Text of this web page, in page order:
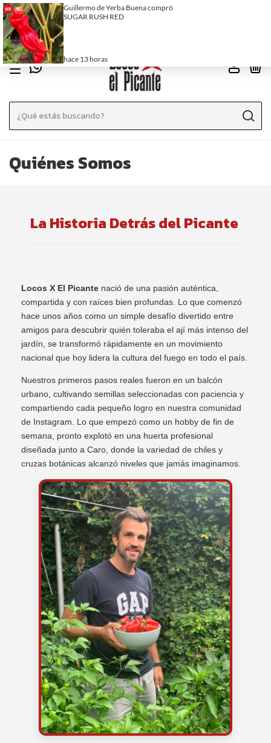
ENVÍO GRATIS EN CABA SUPERANDO LOS 60.000 CON TRANSFERENCIA
O EFECTIVO
Quiénes Somos
La Historia Detrás del Picante
Locos X El Picante nació de una pasión auténtica,
compartida y con raíces bien profundas. Lo que comenzó
hace unos años como un simple desafío divertido entre
amigos para descubrir quién toleraba el ají más intenso del
jardín, se transformó rápidamente en un movimiento
nacional que hoy lidera la cultura del fuego en todo el país.
Nuestros primeros pasos reales fueron en un balcón
urbano, cultivando semillas seleccionadas con paciencia y
compartiendo cada pequeño logro en nuestra comunidad
de Instagram. Lo que empezó como un hobby de fin de
semana, pronto explotó en una huerta profesional
diseñada junto a Caro, donde la variedad de chiles y
cruzas botánicas alcanzó niveles que jamás imaginamos.